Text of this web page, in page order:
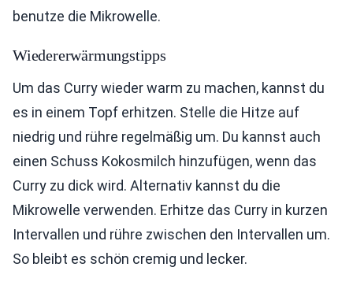
benutze die Mikrowelle.
Wiedererwärmungstipps
Um das Curry wieder warm zu machen, kannst du
es in einem Topf erhitzen. Stelle die Hitze auf
niedrig und rühre regelmäßig um. Du kannst auch
einen Schuss Kokosmilch hinzufügen, wenn das
Curry zu dick wird. Alternativ kannst du die
Mikrowelle verwenden. Erhitze das Curry in kurzen
Intervallen und rühre zwischen den Intervallen um.
So bleibt es schön cremig und lecker.